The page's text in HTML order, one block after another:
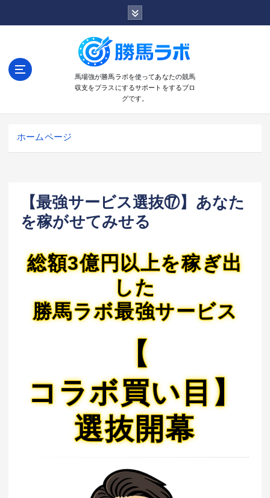
馬場強が勝馬ラボを使ってあなたの競馬
収支をプラスにするサポートをするブロ
グです。
ホームページ
【最強サービス選抜⑰】あなた
を稼がせてみせる
総額3億円以上を稼ぎ出
した
勝馬ラボ最強サービス
【
コラボ買い目】
選抜開幕